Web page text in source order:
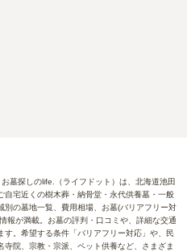
墓探しのlife.（ライフドット）は、北海道池田
自宅近くの樹木葬・納骨堂・永代供養墓・一般
の墓地一覧、費用相場、お墓(バリアフリー対
報が満載。お墓の評判・口コミや、詳細な交通
。希望する条件「バリアフリー対応」や、民
院、宗教・宗派、ペット供養など、さまざま